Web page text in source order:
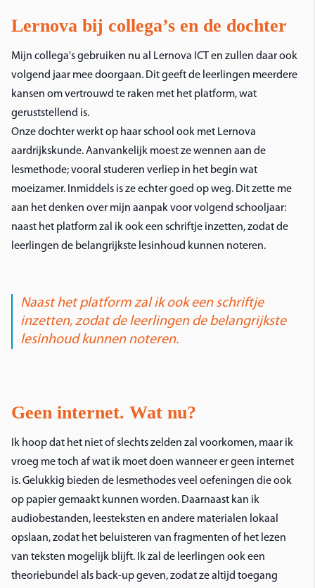
Lernova bij collega’s en de dochter
Mijn collega's gebruiken nu al Lernova ICT en zullen daar ook
volgend jaar mee doorgaan. Dit geeft de leerlingen meerdere
kansen om vertrouwd te raken met het platform, wat
geruststellend is.
Onze dochter werkt op haar school ook met Lernova
aardrijkskunde. Aanvankelijk moest ze wennen aan de
lesmethode; vooral studeren verliep in het begin wat
moeizamer. Inmiddels is ze echter goed op weg. Dit zette me
aan het denken over mijn aanpak voor volgend schooljaar:
naast het platform zal ik ook een schriftje inzetten, zodat de
leerlingen de belangrijkste lesinhoud kunnen noteren.
Naast het platform zal ik ook een schriftje
inzetten, zodat de leerlingen de belangrijkste
lesinhoud kunnen noteren.
Geen internet. Wat nu?
Ik hoop dat het niet of slechts zelden zal voorkomen, maar ik
vroeg me toch af wat ik moet doen wanneer er geen internet
is. Gelukkig bieden de lesmethodes veel oefeningen die ook
op papier gemaakt kunnen worden. Daarnaast kan ik
audiobestanden, leesteksten en andere materialen lokaal
opslaan, zodat het beluisteren van fragmenten of het lezen
van teksten mogelijk blijft. Ik zal de leerlingen ook een
theoriebundel als back-up geven, zodat ze altijd toegang